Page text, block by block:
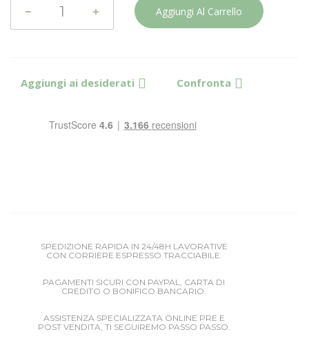
Aggiungi Al Carrello
Aggiungi ai desiderati Confronta
SPEDIZIONE RAPIDA IN 24/48H LAVORATIVE
CON CORRIERE ESPRESSO TRACCIABILE.
PAGAMENTI SICURI CON PAYPAL, CARTA DI
CREDITO O BONIFICO BANCARIO.
ASSISTENZA SPECIALIZZATA ONLINE PRE E
POST VENDITA, TI SEGUIREMO PASSO PASSO.